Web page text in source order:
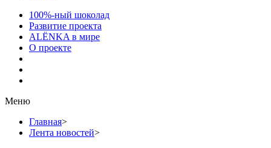
100%-ный шоколад
Развитие проекта
ALЁNKA в мире
О проекте
Меню
Главная>
Лента новостей>